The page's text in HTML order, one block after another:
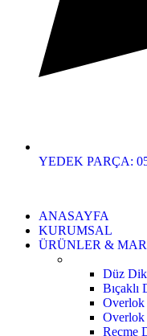
YEDEK PARÇA:
ANASAYFA
KURUMSAL
ÜRÜNLER &
Düz
Bıçaklı
Overlok
Overlok
Reçme